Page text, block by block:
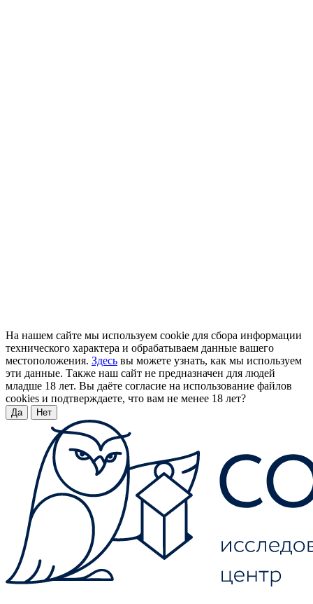
На нашем сайте мы используем cookie для сбора информации
технического характера и обрабатываем данные вашего
местоположения. Здесь вы можете узнать, как мы используем
эти данные. Также наш сайт не предназначен для людей
младше 18 лет. Вы даёте согласие на использование файлов
cookies и подтверждаете, что вам не менее 18 лет?
Да Нет